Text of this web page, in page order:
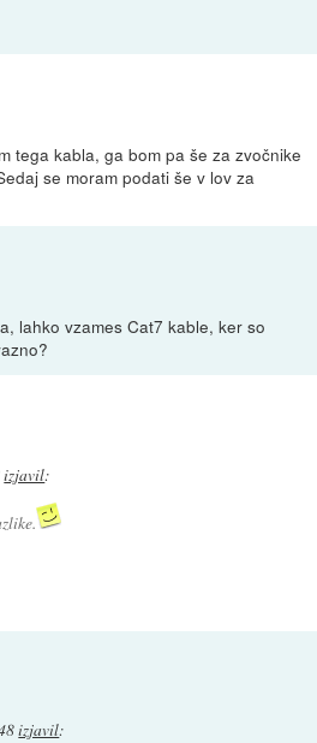
tega kabla, ga bom pa še za zvočnike
se moram podati še v lov za
lahko vzames Cat7 kable, ker so
izjavil:
izjavil: